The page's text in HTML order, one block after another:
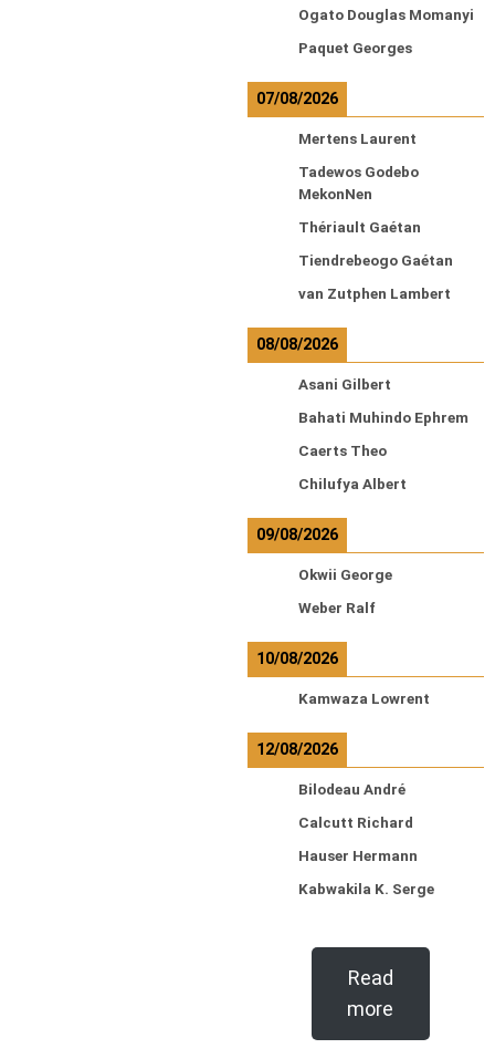
Ogato Douglas Momanyi
Paquet Georges
07/08/2026
Mertens Laurent
Tadewos Godebo
MekonNen
Thériault Gaétan
Tiendrebeogo Gaétan
van Zutphen Lambert
08/08/2026
Asani Gilbert
Bahati Muhindo Ephrem
Caerts Theo
Chilufya Albert
09/08/2026
Okwii George
Weber Ralf
10/08/2026
Kamwaza Lowrent
12/08/2026
Bilodeau André
Calcutt Richard
Hauser Hermann
Kabwakila K. Serge
Read
more